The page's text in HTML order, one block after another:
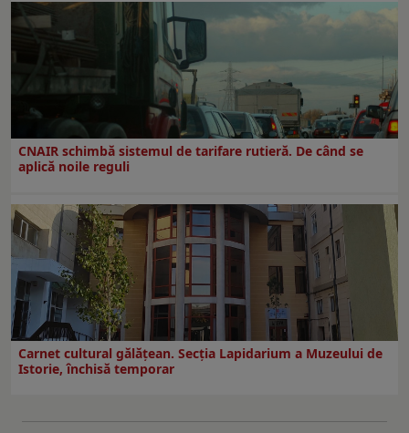
CNAIR schimbă sistemul de tarifare rutieră. De când se
aplică noile reguli
Carnet cultural gălăţean. Secţia Lapidarium a Muzeului de
Istorie, închisă temporar